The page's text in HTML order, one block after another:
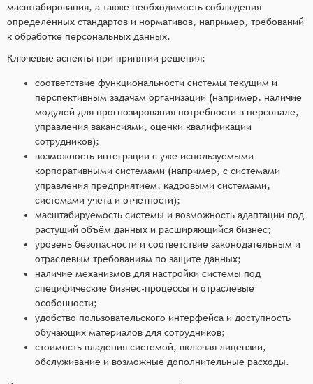
масштабирования, а также необходимость соблюдения
определённых стандартов и нормативов, например, требований
к обработке персональных данных.
Ключевые аспекты при принятии решения:
соответствие функциональности системы текущим и
перспективным задачам организации (например, наличие
модулей для прогнозирования потребности в персонале,
управления вакансиями, оценки квалификации
сотрудников);
возможность интеграции с уже используемыми
корпоративными системами (например, с системами
управления предприятием, кадровыми системами,
системами учёта и отчётности);
масштабируемость системы и возможность адаптации под
растущий объём данных и расширяющийся бизнес;
уровень безопасности и соответствие законодательным и
отраслевым требованиям по защите данных;
наличие механизмов для настройки системы под
специфические бизнес-процессы и отраслевые
особенности;
удобство пользовательского интерфейса и доступность
обучающих материалов для сотрудников;
стоимость владения системой, включая лицензии,
обслуживание и возможные дополнительные расходы.